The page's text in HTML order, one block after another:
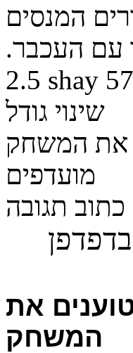
המנסים
עם העכבר.
2.5 shay
שינוי גודל
את המשחק
מועדפים
כתוב תגובה
את
המשחק